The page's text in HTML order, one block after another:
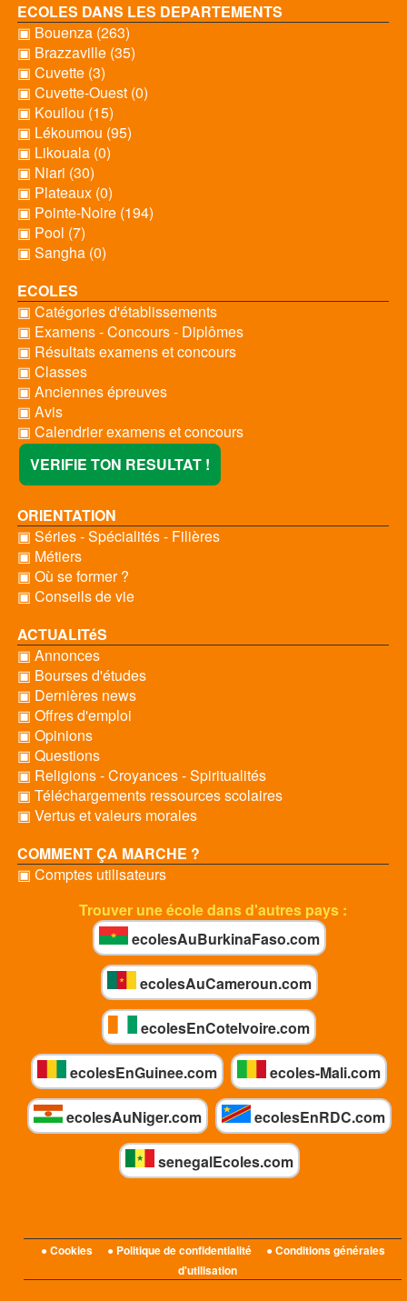
ECOLES DANS LES DEPARTEMENTS
▣ Bouenza (263)
▣ Brazzaville (35)
▣ Cuvette (3)
▣ Cuvette-Ouest (0)
▣ Kouilou (15)
▣ Lékoumou (95)
▣ Likouala (0)
▣ Niari (30)
▣ Plateaux (0)
▣ Pointe-Noire (194)
▣ Pool (7)
▣ Sangha (0)
ECOLES
▣ Catégories d'établissements
▣ Examens - Concours - Diplômes
▣ Résultats examens et concours
▣ Classes
▣ Anciennes épreuves
▣ Avis
▣ Calendrier examens et concours
VERIFIE TON RESULTAT !
ORIENTATION
▣ Séries - Spécialités - Filières
▣ Métiers
▣ Où se former ?
▣ Conseils de vie
ACTUALITéS
▣ Annonces
▣ Bourses d'études
▣ Dernières news
▣ Offres d'emploi
▣ Opinions
▣ Questions
▣ Religions - Croyances - Spiritualités
▣ Téléchargements ressources scolaires
▣ Vertus et valeurs morales
COMMENT ÇA MARCHE ?
▣ Comptes utilisateurs
Trouver une école dans d'autres pays :
ecolesAuBurkinaFaso.com
ecolesAuCameroun.com
ecolesEnCoteIvoire.com
ecolesEnGuinee.com ecoles-Mali.com
ecolesAuNiger.com ecolesEnRDC.com
senegalEcoles.com
● Cookies ● Politique de confidentialité
● Conditions générales
d'utilisation